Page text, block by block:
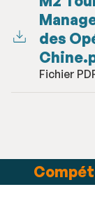
des
Fichier